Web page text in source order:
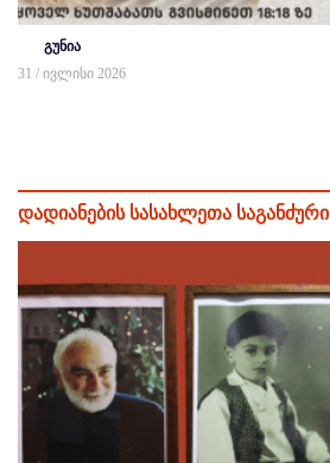
გუნია
31 / ივლისი 2026
დადიანების სასახლეთა საგანძური